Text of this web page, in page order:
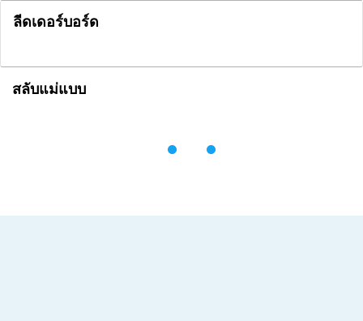
ลีดเดอร์บอร์ด
สลับแม่แบบ